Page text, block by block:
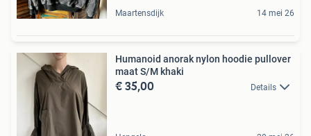
Maartensdijk 14 mei 26
Humanoid anorak nylon hoodie pullover
maat S/M khaki
€ 35,00 Details